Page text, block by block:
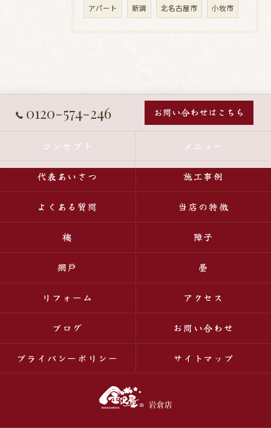
アパート 新調 北名古屋市 小牧市
0120-574-246 お問い合わせはこちら
コンセプト メニュー
代表あいさつ 施工事例
よくある質問 当店の特徴
襖 障子
網戸 畳
リフォーム アクセス
ブログ お問い合わせ
プライバシーポリシー サイトマップ